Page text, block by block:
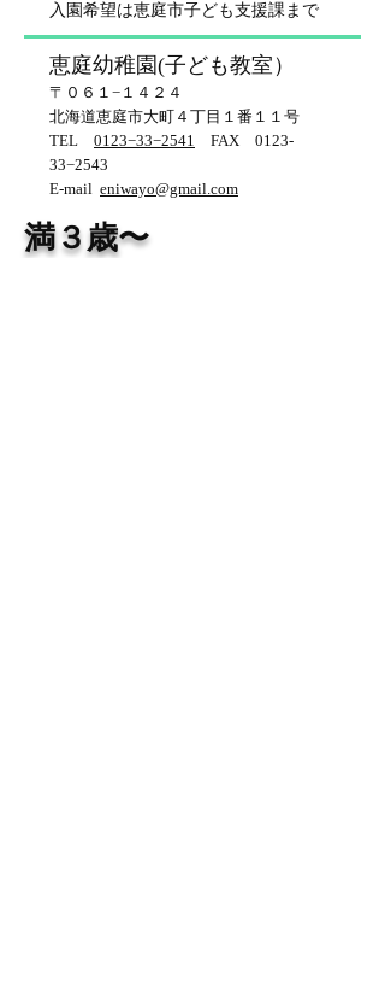
入園希望は恵庭市子ども支援課まで
恵庭幼稚園(​子ども教室）
〒０６１−１４２４
北海道恵庭市大町４丁目１番１１号
TEL 0123−33−2541 FAX 0123-
33−2543
​E-mail eniwayo@gmail.com
​満３歳〜